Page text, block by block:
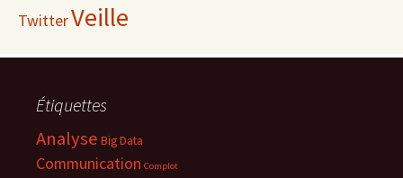
TwitterVeille
Étiquettes
Analyse Big Data
Communication Complot